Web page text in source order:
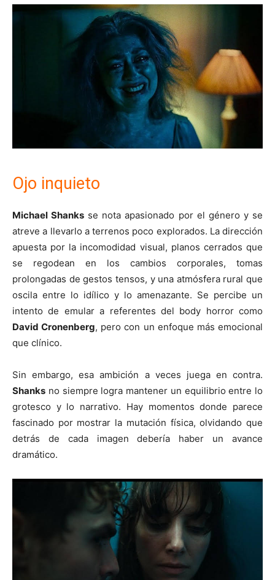
Ojo inquieto
Michael Shanks se nota apasionado por el género y se
atreve a llevarlo a terrenos poco explorados. La dirección
apuesta por la incomodidad visual, planos cerrados que
se regodean en los cambios corporales, tomas
prolongadas de gestos tensos, y una atmósfera rural que
oscila entre lo idílico y lo amenazante. Se percibe un
intento de emular a referentes del body horror como
David Cronenberg, pero con un enfoque más emocional
que clínico.
Sin embargo, esa ambición a veces juega en contra.
Shanks no siempre logra mantener un equilibrio entre lo
grotesco y lo narrativo. Hay momentos donde parece
fascinado por mostrar la mutación física, olvidando que
detrás de cada imagen debería haber un avance
dramático.